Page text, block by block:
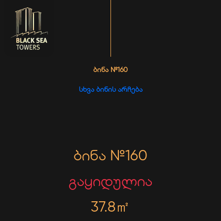
ᲑᲘᲜᲐ №160
ᲡᲮᲕᲐ ᲑᲘᲜᲘᲡ ᲐᲠᲩᲔᲑᲐ
ბინა №160
გაყიდულია
37.8㎡